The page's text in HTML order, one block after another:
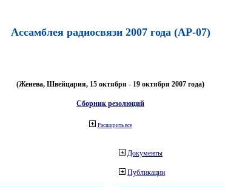
Ассамблея радиосвязи 2007 года (АР-07)
(Женева, Швейцария, 15 октября - 19 октября 2007 года)
Сборник резолюций
Расширить все
Документы
Публикации